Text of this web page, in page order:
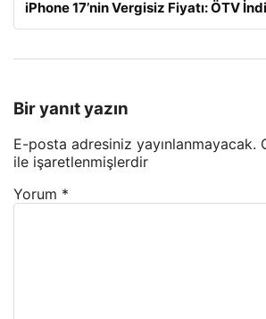
iPhone 17’nin Vergisiz Fiyatı: ÖTV
Bir yanıt yazın
E-posta adresiniz yayınlanmayacak.
ile işaretlenmişlerdir
Yorum *